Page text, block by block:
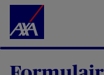
Accéder au Contenu